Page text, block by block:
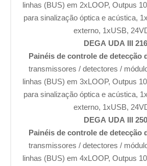
linhas (BUS) em 2xLOOP, Outpus
para sinalização óptica e acústica,
externo, 1xUSB,
DEGA UDA III 216
Painéis de controle de detecção
transmissores / detectores /
linhas (BUS) em 3xLOOP, Outpus
para sinalização óptica e acústica,
externo, 1xUSB,
DEGA UDA III 250
Painéis de controle de detecção
transmissores / detectores /
linhas (BUS) em 4xLOOP, Outpus